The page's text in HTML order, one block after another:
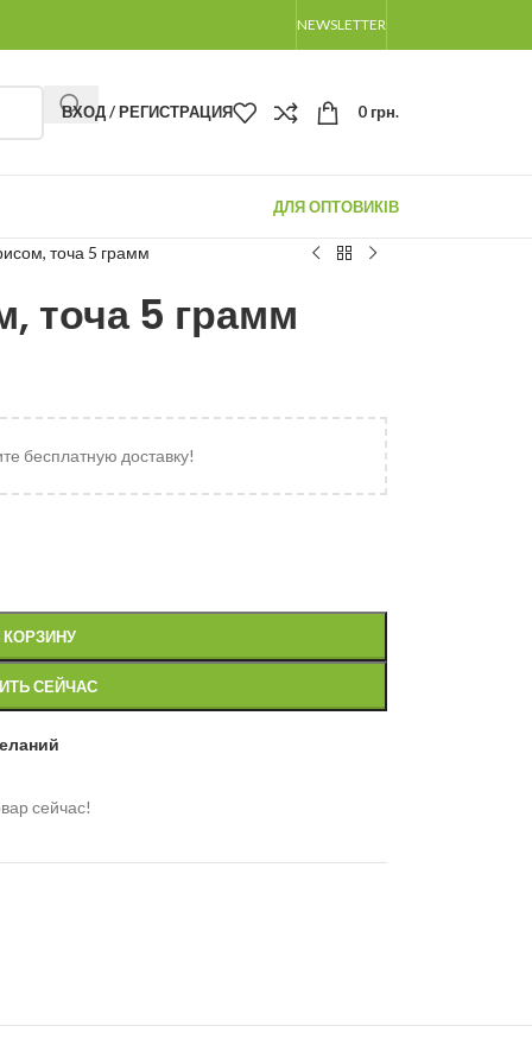
NEWSLETTER
ВХОД / РЕГИСТРАЦИЯ 0 грн.
ДЛЯ ОПТОВИКІВ
точа 5 грамм
точа 5 грамм
бесплатную доставку!
КОРЗИНУ
СЕЙЧАС
сейчас!